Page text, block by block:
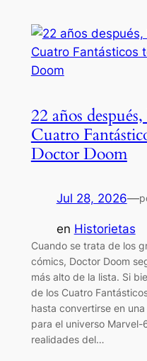
22 años
Cuatro
Doctor Doom
Jul 28, 2026—
en Historietas
Cuando se trata de los
cómics, Doctor Doom
más alto de la lista. Si
de los Cuatro
hasta convertirse en
para el universo
realidades del…